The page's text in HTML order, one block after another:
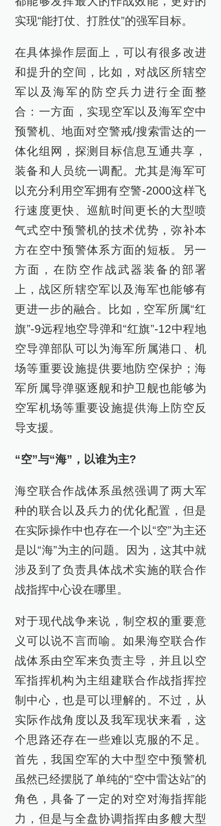
实现“能打仗、打胜仗”的强军目标。
在具体操作层面上，可以有很多改进
和提升的空间，比如，对战区所辖空
军以及海军的防空兵力进行全面整
合：一方面，实现空军以及海军空中
预警机、地面对空警戒/搜索雷达的一
体化组网，探测目标信息互通共享，
装备和人员统一调配。尤其是海军可
以充分利用空军拥有空警-2000这样飞
行速度更快、巡航时间更长的大型喷
气式空中预警机的技术优势，弥补本
方在空中预警体系方面的短板。另一
方面，在防空作战武器装备的部署
上，战区所辖空军以及海军也能够有
更进一步的融合。比如，空军所属“红
旗”-9远程地空导弹和“红旗”-12中程地
空导弹部队可以为海军所属港口、机
场等重要设施提供要地防空保护；海
军所属导弹驱逐舰和护卫舰也能够为
空军机场等重要设施提供海上防空反
导支援。
“空”与“海”，以谁为主?
海空联合作战体系虽然强调了两大军
种的联合以及兵力的优化配置，但是
在实际操作中也存在一个以“空”为主还
是以“海”为主的问题。因为，这其中就
涉及到了负责具体战术实施的联合作
战指挥中心设在哪里。
对于现代战争来说，制空权的重要意
义可以说不言而喻。如果海空联合作
战体系由空军来负责主导，并且以空
军指挥机构为主组建联合作战指挥控
制中心，也是可以理解的。不过，从
实际作战角度以及我军现状来看，这
个思路还存在一些难以克服的不足。
首先，我国空军的大中型空中预警机
虽然已经摆脱了单纯的“空中雷达站”的
角色，具备了一定的对空对海指挥能
力，但是与全盘协调指挥由多艘大型